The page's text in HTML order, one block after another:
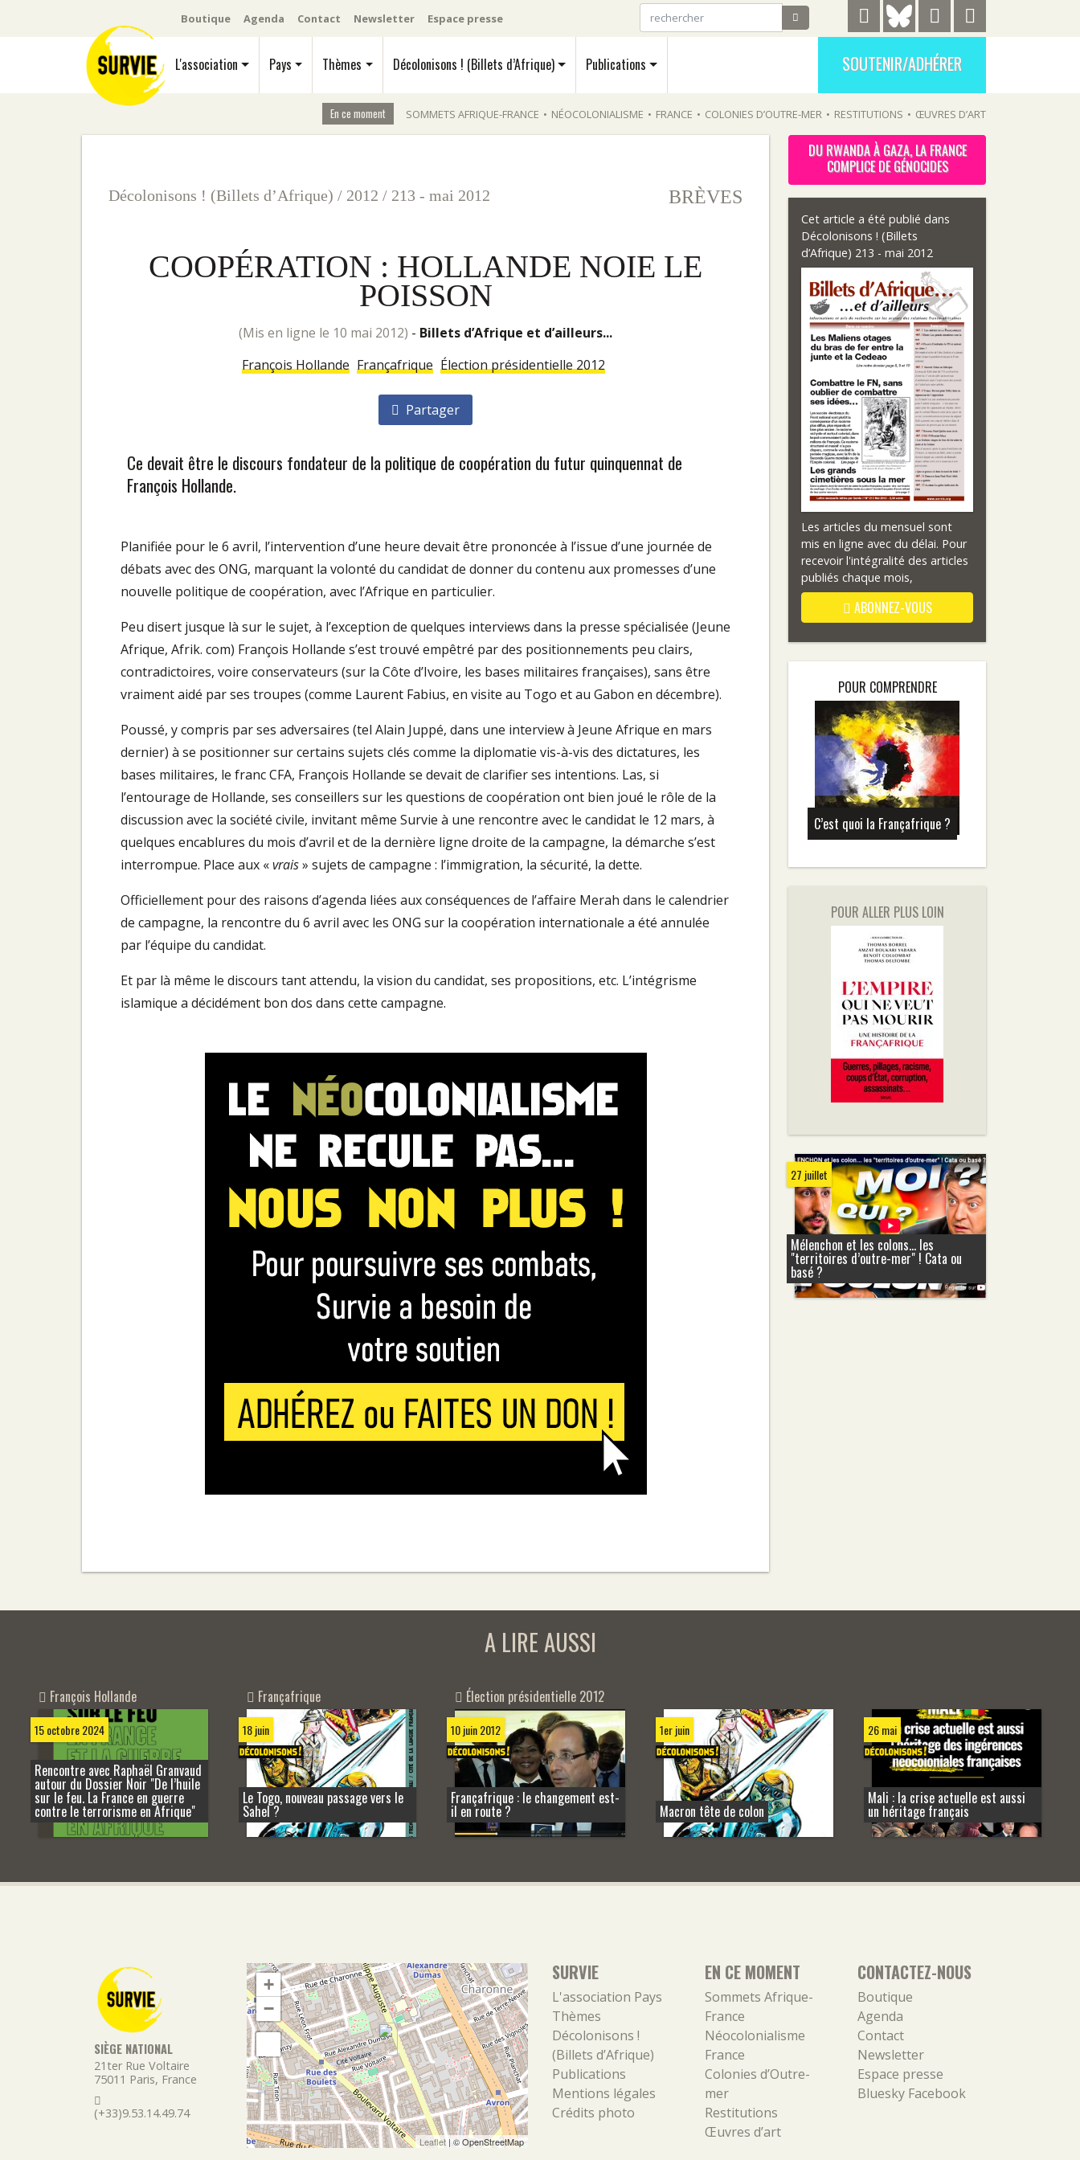
Boutique Agenda Contact Newsletter Espace presse
L'association Pays Thèmes Décolonisons ! (Billets d’Afrique) Publications SOUTENIR/ADHÉRER
En ce moment SOMMETS AFRIQUE-FRANCE • NÉOCOLONIALISME • FRANCE • COLONIES D’OUTRE-MER • RESTITUTIONS • ŒUVRES D’ART
Décolonisons ! (Billets d’Afrique) / 2012 / 213 - mai 2012 BRÈVES
COOPÉRATION : HOLLANDE NOIE LE
POISSON
(mis en ligne le 10 mai 2012) - Billets d’Afrique et d’ailleurs...
François Hollande Françafrique Élection présidentielle 2012
Partager
Ce devait être le discours fondateur de la politique de coopération du futur quinquennat de
François Hollande.
Planifiée pour le 6 avril, l’intervention d’une heure devait être prononcée à l’issue d’une journée de
débats avec des ONG, marquant la volonté du candidat de donner du contenu aux promesses d’une
nouvelle politique de coopération, avec l’Afrique en particulier.
Peu disert jusque là sur le sujet, à l’exception de quelques interviews dans la presse spécialisée (Jeune
Afrique, Afrik. com) François Hollande s’est trouvé empêtré par des positionnements peu clairs,
contradictoires, voire conservateurs (sur la Côte d’Ivoire, les bases militaires françaises), sans être
vraiment aidé par ses troupes (comme Laurent Fabius, en visite au Togo et au Gabon en décembre).
Poussé, y compris par ses adversaires (tel Alain Juppé, dans une interview à Jeune Afrique en mars
dernier) à se positionner sur certains sujets clés comme la diplomatie vis-à-vis des dictatures, les
bases militaires, le franc CFA, François Hollande se devait de clarifier ses intentions. Las, si
l’entourage de Hollande, ses conseillers sur les questions de coopération ont bien joué le rôle de la
discussion avec la société civile, invitant même Survie à une rencontre avec le candidat le 12 mars, à
quelques encablures du mois d’avril et de la dernière ligne droite de la campagne, la démarche s’est
interrompue. Place aux «vrais» sujets de campagne : l’immigration, la sécurité, la dette.
Officiellement pour des raisons d’agenda liées aux conséquences de l’affaire Merah dans le calendrier
de campagne, la rencontre du 6 avril avec les ONG sur la coopération internationale a été annulée
par l’équipe du candidat.
Et par là même le discours tant attendu, la vision du candidat, ses propositions, etc. L’intégrisme
islamique a décidément bon dos dans cette campagne.
DU RWANDA À GAZA, LA FRANCE
COMPLICE DE GÉNOCIDES
Cet article a été publié dans
Décolonisons ! (Billets
d’Afrique) 213 - mai 2012
Les articles du mensuel sont
mis en ligne avec du délai. Pour
recevoir l'intégralité des articles
publiés chaque mois,
ABONNEZ-VOUS
POUR COMPRENDRE
C’est quoi la Françafrique ?
POUR ALLER PLUS LOIN
27 juillet
Mélenchon et les colons... les
"territoires d’outre-mer" ! Cata ou
basé ?
A LIRE AUSSI
François Hollande
15 octobre 2024
Rencontre avec Raphaël Granvaud
autour du Dossier Noir "De l’huile
sur le feu. La France en guerre
contre le terrorisme en Afrique"
Françafrique
18 juin
Le Togo, nouveau passage vers le
Sahel ?
Élection présidentielle 2012
10 juin 2012
Françafrique : le changement est-
il en route ?
1er juin
Macron tête de colon
26 mai
Mali : la crise actuelle est aussi
un héritage français
SIÈGE NATIONAL
21ter Rue Voltaire
75011 Paris, France
(+33)9.53.14.49.74
+
−
Leaflet | ©OpenStreetMap
SURVIE
L'association Pays
Thèmes
Décolonisons !
(Billets d’Afrique)
Publications
Mentions légales
Crédits photo
EN CE MOMENT
Sommets Afrique-
France
Néocolonialisme
France
Colonies d’Outre-
mer
Restitutions
Œuvres d’art
CONTACTEZ-NOUS
Boutique
Agenda
Contact
Newsletter
Espace presse
Bluesky Facebook